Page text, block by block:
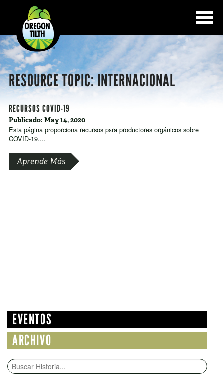
RESOURCE TOPIC:INTERNACIONAL
RECURSOS COVID-19
Publicado: May 14, 2020
Esta página proporciona recursos para productores orgánicos sobre
COVID-19....
Aprende Más
EVENTOS
ARCHIVO